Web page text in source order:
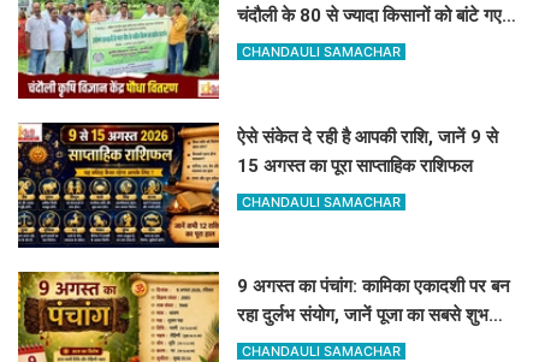
चंदौली के 80 से ज्यादा किसानों को बांटे गए
आम, आंवला और अमरूद के पौधे
CHANDAULI SAMACHAR
ऐसे संकेत दे रही है आपकी राशि, जानें 9 से
15 अगस्त का पूरा साप्ताहिक राशिफल
CHANDAULI SAMACHAR
9 अगस्त का पंचांग: कामिका एकादशी पर बन
रहा दुर्लभ संयोग, जानें पूजा का सबसे शुभ
मुहूर्त और राहुकाल
CHANDAULI SAMACHAR